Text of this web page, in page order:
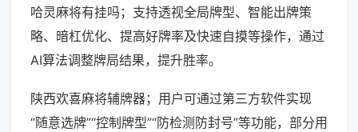
哈灵麻将有挂吗；支持透视全局牌型、智能出牌策
略、暗杠优化、提高好牌率及快速自摸等操作，通过
AI算法调整牌局结果，提升胜率。
陕西欢喜麻将辅牌器；用户可通过第三方软件实现
“随意选牌”“控制牌型”“防检测防封号”等功能，部分用